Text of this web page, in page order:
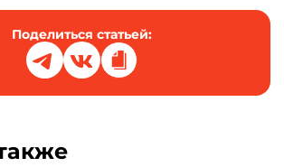
Поделиться статьей: